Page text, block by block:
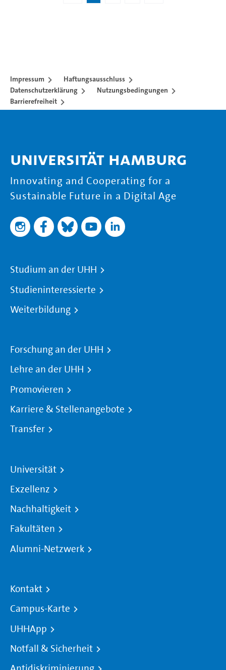
Impressum
Haftungsausschluss
Datenschutzerklärung
Nutzungsbedingungen
Barrierefreiheit
Universität Hamburg
Innovating and Cooperating for a
Sustainable Future in a Digital Age
Studium an der UHH
Studieninteressierte
Weiterbildung
Forschung an der UHH
Lehre an der UHH
Promovieren
Karriere & Stellenangebote
Transfer
Universität
Exzellenz
Nachhaltigkeit
Fakultäten
Alumni-Netzwerk
Kontakt
Campus-Karte
UHHApp
Notfall & Sicherheit